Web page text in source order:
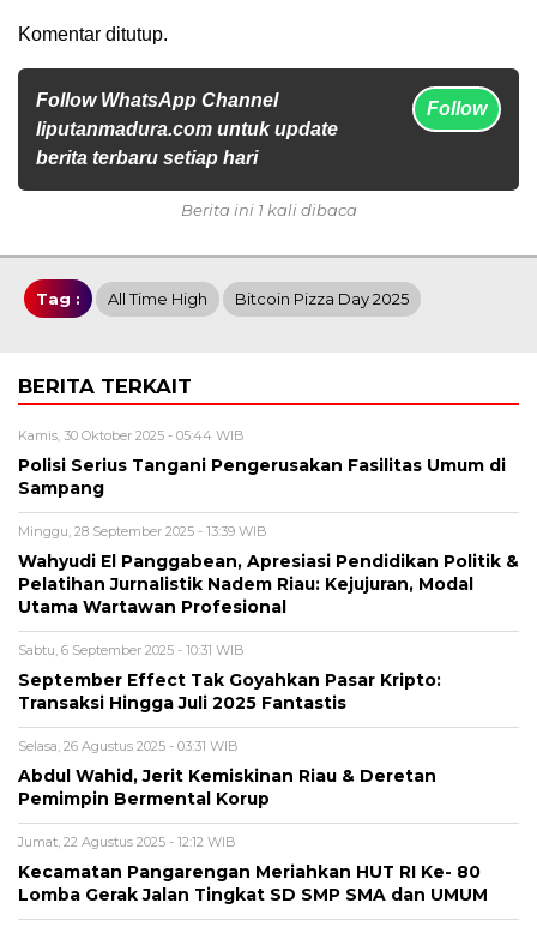
Komentar ditutup.
Follow WhatsApp Channel
liputanmadura.com untuk update
berita terbaru setiap hari
Follow
Berita ini 1 kali dibaca
Tag : All Time High Bitcoin Pizza Day 2025
BERITA TERKAIT
Kamis, 30 Oktober 2025 - 05:44 WIB
Polisi Serius Tangani Pengerusakan Fasilitas Umum di
Sampang
Minggu, 28 September 2025 - 13:39 WIB
Wahyudi El Panggabean, Apresiasi Pendidikan Politik &
Pelatihan Jurnalistik Nadem Riau: Kejujuran, Modal
Utama Wartawan Profesional
Sabtu, 6 September 2025 - 10:31 WIB
September Effect Tak Goyahkan Pasar Kripto:
Transaksi Hingga Juli 2025 Fantastis
Selasa, 26 Agustus 2025 - 03:31 WIB
Abdul Wahid, Jerit Kemiskinan Riau & Deretan
Pemimpin Bermental Korup
Jumat, 22 Agustus 2025 - 12:12 WIB
Kecamatan Pangarengan Meriahkan HUT RI Ke- 80
Lomba Gerak Jalan Tingkat SD SMP SMA dan UMUM